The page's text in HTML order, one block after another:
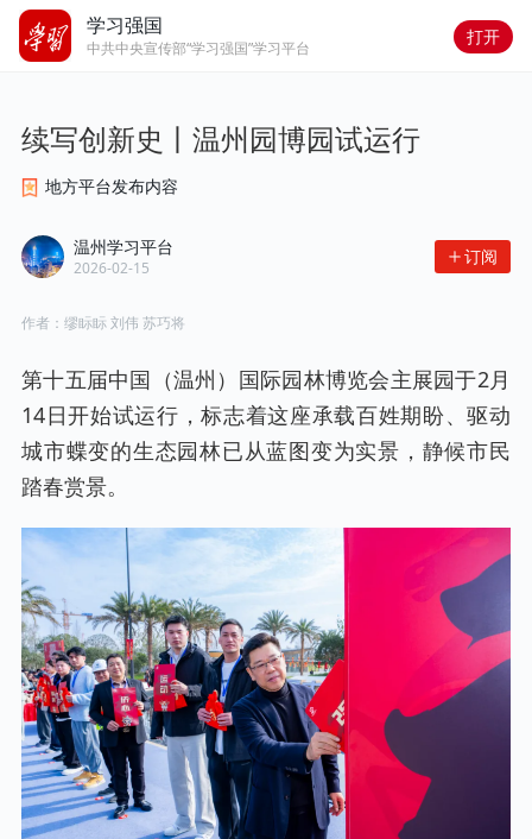
学习强国
中共中央宣传部“学习强国”学习平台
打开
续写创新史丨温州园博园试运行
地方平台发布内容
温州学习平台
2026-02-15
订阅
作者： 缪眎眎 刘伟 苏巧将
第十五届中国（温州）国际园林博览会主展园于2月
14日开始试运行，标志着这座承载百姓期盼、驱动
城市蝶变的生态园林已从蓝图变为实景，静候市民
踏春赏景。